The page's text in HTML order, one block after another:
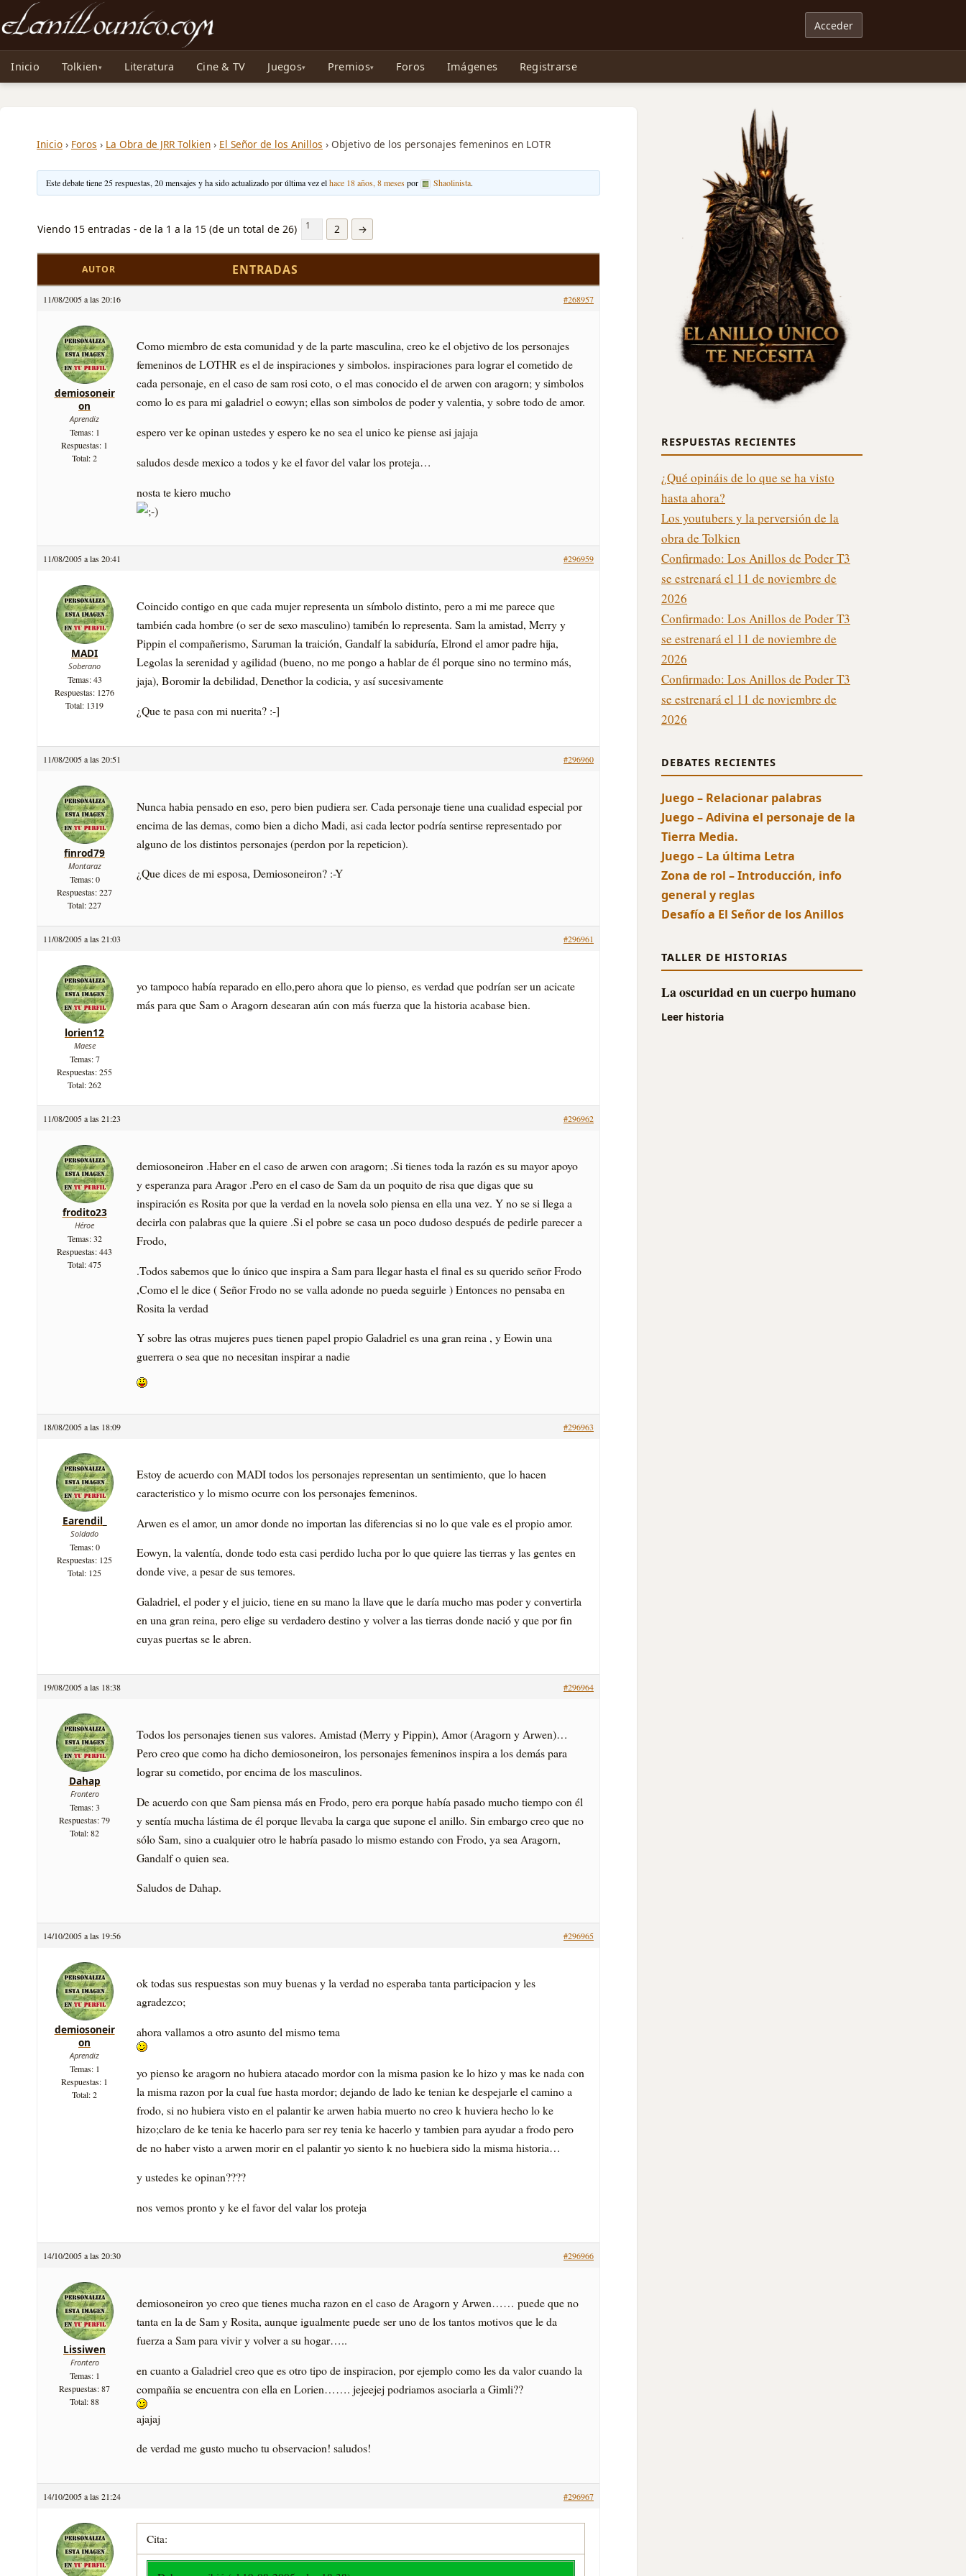
Noticias sobre Tolkien: El Señor de los Anillos, Los Anillos de Poder, La Caza de Gollum, la Tolkienpedia y más
Acceder
Inicio Tolkien Literatura Cine & TV Juegos Premios Foros Imágenes Registrarse
Inicio › Foros › La Obra de JRR Tolkien › El Señor de los Anillos › Objetivo de los personajes femeninos en LOTR
Este debate tiene 25 respuestas, 20 mensajes y ha sido actualizado por última vez elhace 18 años, 8 mesespor Shaolinista.
Viendo 15 entradas - de la 1 a la 15 (de un total de 26) 1 2 →
AUTOR ENTRADAS
11/08/2005 a las 20:16 #268957
demiosoneir
on
Aprendiz
Temas: 1
Respuestas: 1
Total: 2
Como miembro de esta comunidad y de la parte masculina, creo ke el objetivo de los personajes
femeninos de LOTHR es el de inspiraciones y simbolos. inspiraciones para lograr el cometido de
cada personaje, en el caso de sam rosi coto, o el mas conocido el de arwen con aragorn; y simbolos
como lo es para mi galadriel o eowyn; ellas son simbolos de poder y valentia, y sobre todo de amor.
espero ver ke opinan ustedes y espero ke no sea el unico ke piense asi jajaja
saludos desde mexico a todos y ke el favor del valar los proteja…
nosta te kiero mucho
11/08/2005 a las 20:41 #296959
MADI
Soberano
Temas: 43
Respuestas: 1276
Total: 1319
Coincido contigo en que cada mujer representa un sí­mbolo distinto, pero a mi me parece que
también cada hombre (o ser de sexo masculino) tamibén lo representa. Sam la amistad, Merry y
Pippin el compañerismo, Saruman la traición, Gandalf la sabidurí­a, Elrond el amor padre hija,
Legolas la serenidad y agilidad (bueno, no me pongo a hablar de él porque sino no termino más,
jaja), Boromir la debilidad, Denethor la codicia, y así­ sucesivamente
¿Que te pasa con mi nuerita? :-]
11/08/2005 a las 20:51 #296960
finrod79
Montaraz
Temas: 0
Respuestas: 227
Total: 227
Nunca habia pensado en eso, pero bien pudiera ser. Cada personaje tiene una cualidad especial por
encima de las demas, como bien a dicho Madi, asi cada lector podrí­a sentirse representado por
alguno de los distintos personajes (perdon por la repeticion).
¿Que dices de mi esposa, Demiosoneiron? :-Y
11/08/2005 a las 21:03 #296961
lorien12
Maese
Temas: 7
Respuestas: 255
Total: 262
yo tampoco habí­a reparado en ello,pero ahora que lo pienso, es verdad que podrí­an ser un acicate
más para que Sam o Aragorn desearan aún con más fuerza que la historia acabase bien.
11/08/2005 a las 21:23 #296962
frodito23
Héroe
Temas: 32
Respuestas: 443
Total: 475
demiosoneiron .Haber en el caso de arwen con aragorn; .Si tienes toda la razón es su mayor apoyo
y esperanza para Aragor .Pero en el caso de Sam da un poquito de risa que digas que su
inspiración es Rosita por que la verdad en la novela solo piensa en ella una vez. Y no se si llega a
decirla con palabras que la quiere .Si el pobre se casa un poco dudoso después de pedirle parecer a
Frodo,
.Todos sabemos que lo único que inspira a Sam para llegar hasta el final es su querido señor Frodo
,Como el le dice ( Señor Frodo no se valla adonde no pueda seguirle ) Entonces no pensaba en
Rosita la verdad
Y sobre las otras mujeres pues tienen papel propio Galadriel es una gran reina , y Eowin una
guerrera o sea que no necesitan inspirar a nadie
18/08/2005 a las 18:09 #296963
Earendil_
Soldado
Temas: 0
Respuestas: 125
Total: 125
Estoy de acuerdo con MADI todos los personajes representan un sentimiento, que lo hacen
caracteristico y lo mismo ocurre con los personajes femeninos.
Arwen es el amor, un amor donde no importan las diferencias si no lo que vale es el propio amor.
Eowyn, la valentí­a, donde todo esta casi perdido lucha por lo que quiere las tierras y las gentes en
donde vive, a pesar de sus temores.
Galadriel, el poder y el juicio, tiene en su mano la llave que le darí­a mucho mas poder y convertirla
en una gran reina, pero elige su verdadero destino y volver a las tierras donde nació y que por fin
cuyas puertas se le abren.
19/08/2005 a las 18:38 #296964
Dahap
Frontero
Temas: 3
Respuestas: 79
Total: 82
Todos los personajes tienen sus valores. Amistad (Merry y Pippin), Amor (Aragorn y Arwen)…
Pero creo que como ha dicho demiosoneiron, los personajes femeninos inspira a los demás para
lograr su cometido, por encima de los masculinos.
De acuerdo con que Sam piensa más en Frodo, pero era porque habí­a pasado mucho tiempo con él
y sentí­a mucha lástima de él porque llevaba la carga que supone el anillo. Sin embargo creo que no
sólo Sam, sino a cualquier otro le habrí­a pasado lo mismo estando con Frodo, ya sea Aragorn,
Gandalf o quien sea.
Saludos de Dahap.
14/10/2005 a las 19:56 #296965
demiosoneir
on
Aprendiz
Temas: 1
Respuestas: 1
Total: 2
ok todas sus respuestas son muy buenas y la verdad no esperaba tanta participacion y les
agradezco;
ahora vallamos a otro asunto del mismo tema
yo pienso ke aragorn no hubiera atacado mordor con la misma pasion ke lo hizo y mas ke nada con
la misma razon por la cual fue hasta mordor; dejando de lado ke tenian ke despejarle el camino a
frodo, si no hubiera visto en el palantir ke arwen habia muerto no creo k huviera hecho lo ke
hizo;claro de ke tenia ke hacerlo para ser rey tenia ke hacerlo y tambien para ayudar a frodo pero
de no haber visto a arwen morir en el palantir yo siento k no huebiera sido la misma historia…
y ustedes ke opinan????
nos vemos pronto y ke el favor del valar los proteja
14/10/2005 a las 20:30 #296966
Lissiwen
Frontero
Temas: 1
Respuestas: 87
Total: 88
demiosoneiron yo creo que tienes mucha razon en el caso de Aragorn y Arwen…… puede que no
tanta en la de Sam y Rosita, aunque igualmente puede ser uno de los tantos motivos que le da
fuerza a Sam para vivir y volver a su hogar…..
en cuanto a Galadriel creo que es otro tipo de inspiracion, por ejemplo como les da valor cuando la
compañia se encuentra con ella en Lorien……. jejeejej podriamos asociarla a Gimli??
ajajaj
de verdad me gusto mucho tu observacion! saludos!
14/10/2005 a las 21:24 #296967
Cita:
RESPUESTAS RECIENTES
¿Qué opináis de lo que se ha visto
hasta ahora?
Los youtubers y la perversión de la
obra de Tolkien
Confirmado: Los Anillos de Poder T3
se estrenará el 11 de noviembre de
2026
Confirmado: Los Anillos de Poder T3
se estrenará el 11 de noviembre de
2026
Confirmado: Los Anillos de Poder T3
se estrenará el 11 de noviembre de
2026
DEBATES RECIENTES
Juego – Relacionar palabras
Juego – Adivina el personaje de la
Tierra Media.
Juego – La última Letra
Zona de rol – Introducción, info
general y reglas
Desafío a El Señor de los Anillos
TALLER DE HISTORIAS
La oscuridad en un cuerpo humano
Leer historia